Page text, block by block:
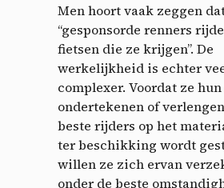
Men hoort vaak zeggen
“gesponsorde renners
fietsen die ze krijgen”. De
werkelijkheid is echter
complexer. Voordat ze
ondertekenen of
beste rijders op het
ter beschikking wordt
willen ze zich ervan
onder de beste